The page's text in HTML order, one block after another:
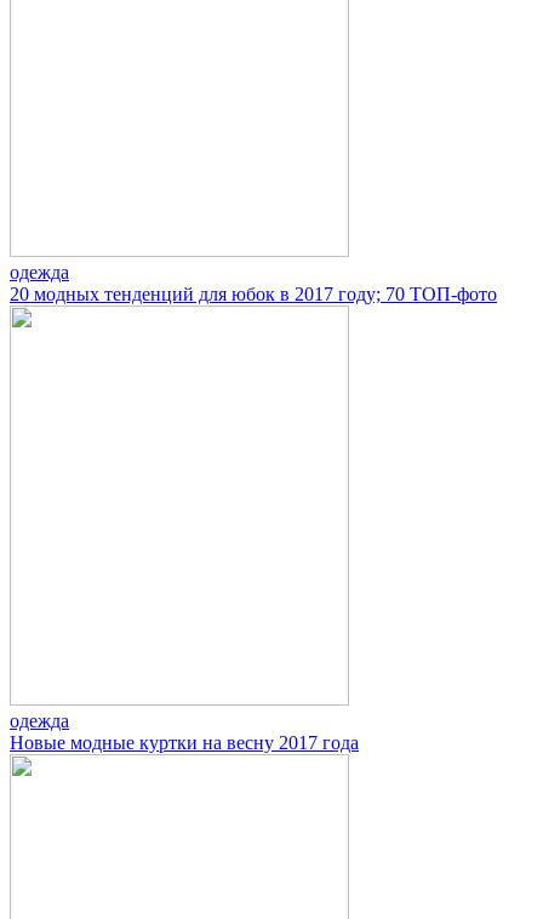
одежда
20 модных тенденций для юбок в 2017 году; 70 ТОП-фото
одежда
Новые модные куртки на весну 2017 года